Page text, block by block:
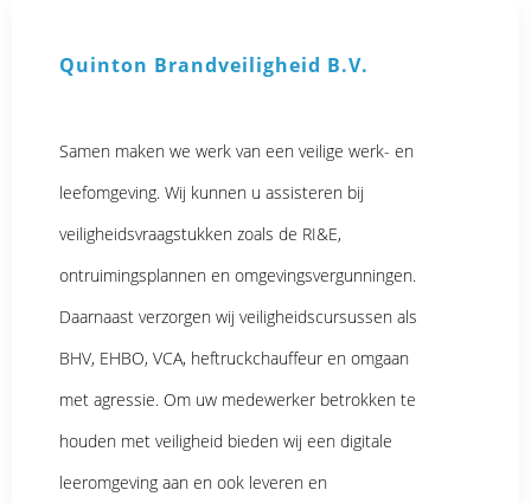
Quinton Brandveiligheid B.V.
Samen maken we werk van een veilige werk- en
leefomgeving. Wij kunnen u assisteren bij
veiligheidsvraagstukken zoals de RI&E,
ontruimingsplannen en omgevingsvergunningen.
Daarnaast verzorgen wij veiligheidscursussen als
BHV, EHBO, VCA, heftruckchauffeur en omgaan
met agressie. Om uw medewerker betrokken te
houden met veiligheid bieden wij een digitale
leeromgeving aan en ook leveren en